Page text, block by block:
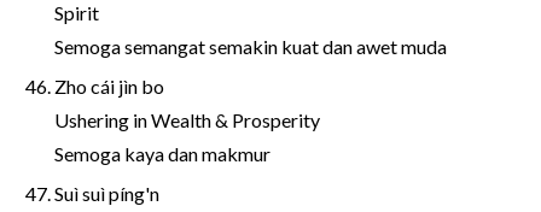
Spirit
Semoga semangat semakin kuat dan awet muda
Zho cái jìn bo
Ushering in Wealth & Prosperity
Semoga kaya dan makmur
Suì suì píng'n